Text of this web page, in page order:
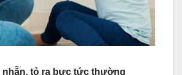
nhẫn, tỏ ra bực tức thường